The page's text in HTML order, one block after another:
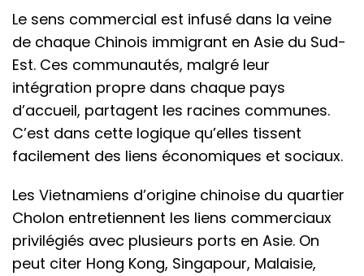
Le sens commercial est infusé dans la veine
de chaque Chinois immigrant en Asie du Sud-
Est. Ces communautés, malgré leur
intégration propre dans chaque pays
d’accueil, partagent les racines communes.
C’est dans cette logique qu’elles tissent
facilement des liens économiques et sociaux.
Les Vietnamiens d’origine chinoise du quartier
Cholon entretiennent les liens commerciaux
privilégiés avec plusieurs ports en Asie. On
peut citer Hong Kong, Singapour, Malaisie,